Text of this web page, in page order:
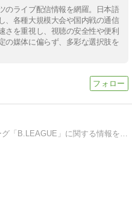
のライブ配信情報を網羅。日本語
、各種大規模大会や国内戦の通信
さを重視し、視聴の安全性や便利
の媒体に偏らず、多彩な選択肢を
日本プロバスケットボールリーグ「B.LEAGUE」に関する情報をまとめたブログです。